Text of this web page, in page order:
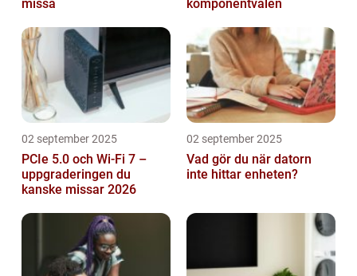
missa komponentvalen
02 september 2025
PCIe 5.0 och Wi-Fi 7 –
uppgraderingen du
kanske missar 2026
02 september 2025
Vad gör du när datorn
inte hittar enheten?